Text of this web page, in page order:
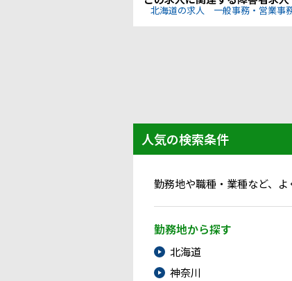
北海道の求人 一般事務・営業事
人気の検索条件
勤務地や職種・業種など、よ
勤務地から探す
北海道
神奈川